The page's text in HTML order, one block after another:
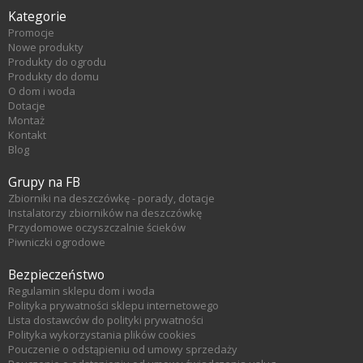
Kategorie
Promocje
Nowe produkty
Produkty do ogrodu
Produkty do domu
O dom i woda
Dotacje
Montaż
Kontakt
Blog
Grupy na FB
Zbiorniki na deszczówkę - porady, dotacje
Instalatorzy zbiorników na deszczówkę
Przydomowe oczyszczalnie ścieków
Piwniczki ogrodowe
Bezpieczeństwo
Regulamin sklepu dom i woda
Polityka prywatności sklepu internetowego
Lista dostawców do polityki prywatności
Polityka wykorzystania plików cookies
Pouczenie o odstąpieniu od umowy sprzedaży